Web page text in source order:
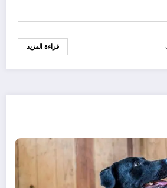
قراءة المزيد